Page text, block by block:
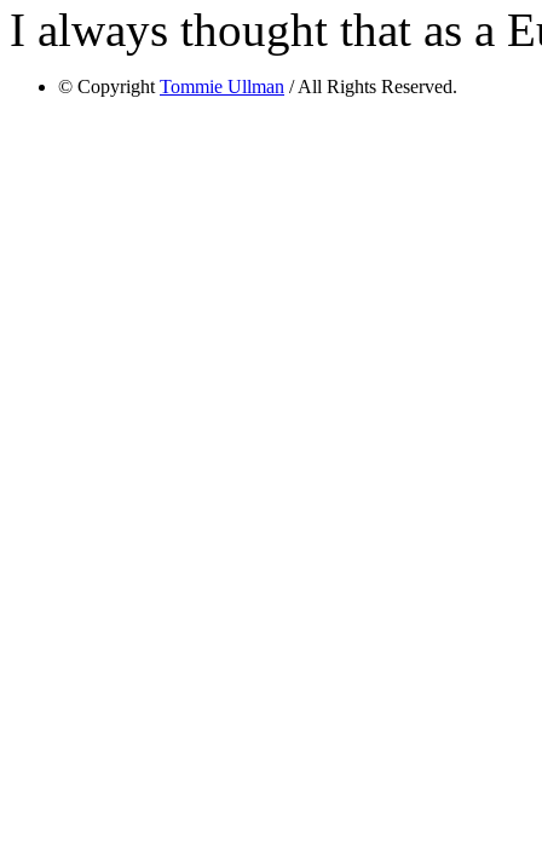
I always thought that as a
© Copyright Tommie Ullman / All Rights Reserved.